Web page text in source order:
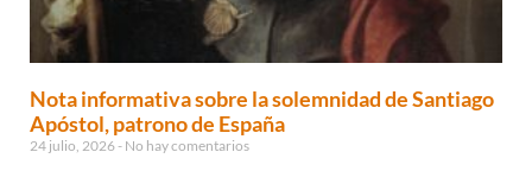
Nota informativa sobre la solemnidad de Santiago
Apóstol, patrono de España
24 julio, 2026 No hay comentarios